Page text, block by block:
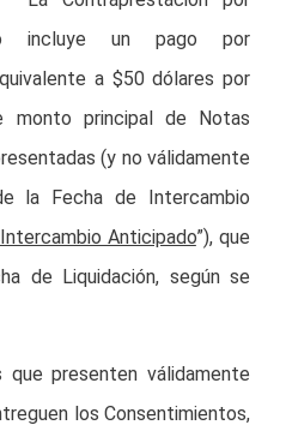
incluye un pago por
a $50 dólares por
monto principal de Notas
(y no válidamente
la Fecha de Intercambio
Anticipado”), que
de Liquidación, según se
que presenten válidamente
los Consentimientos,